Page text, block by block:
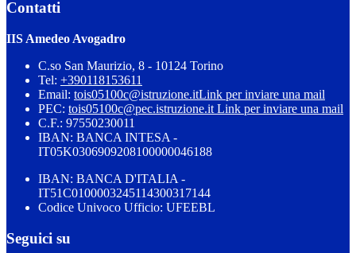
Contatti
IIS Amedeo Avogadro
C.so San Maurizio, 8 - 10124 Torino
Tel: +390118153611
Email: tois05100c@istruzione.itLink per inviare una mail
PEC: tois05100c@pec.istruzione.it Link per inviare una mail
C.F.: 97550230011
IBAN: BANCA INTESA -
IT05K0306909208100000046188
IBAN: BANCA D'ITALIA -
IT51C0100003245114300317144
Codice Univoco Ufficio: UFEEBL
Seguici su